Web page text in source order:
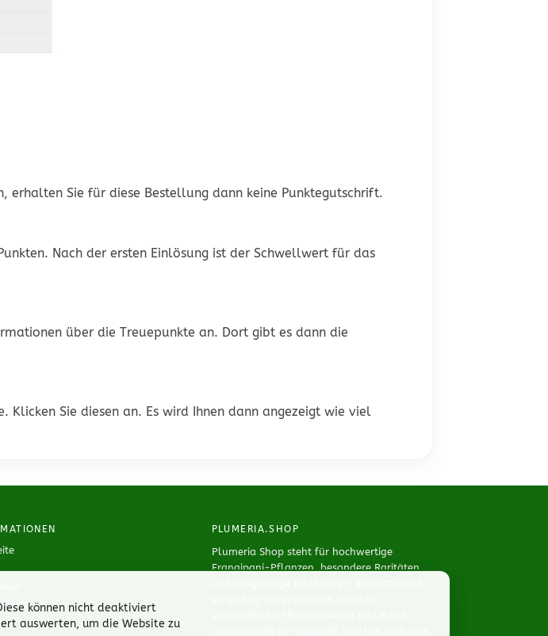
erhalten Sie für diese Bestellung dann keine Punktegutschrift.
Nach der ersten Einlösung ist der Schwellwert für das
über die Treuepunkte an. Dort gibt es dann die
Klicken Sie diesen an. Es wird Ihnen dann angezeigt wie viel
PLUMERIA.SHOP
Plumeria Shop steht für hochwertige
Frangipani-Pflanzen, besondere Raritäten
können nicht deaktiviert
auswerten, um die Website zu